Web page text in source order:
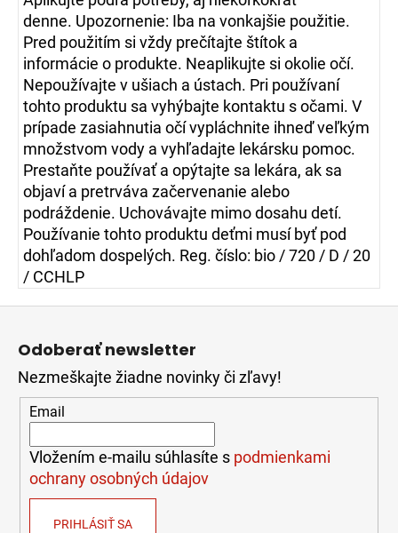
denne. Upozornenie: Iba na vonkajšie použitie.
Pred použitím si vždy prečítajte štítok a
informácie o produkte. Neaplikujte si okolie očí.
Nepoužívajte v ušiach a ústach. Pri používaní
tohto produktu sa vyhýbajte kontaktu s očami. V
prípade zasiahnutia očí vypláchnite ihneď veľkým
množstvom vody a vyhľadajte lekársku pomoc.
Prestaňte používať a opýtajte sa lekára, ak sa
objaví a pretrváva začervenanie alebo
podráždenie. Uchovávajte mimo dosahu detí.
Používanie tohto produktu deťmi musí byť pod
dohľadom dospelých. Reg. číslo: bio / 720 / D / 20
/ CCHLP
Z
Odoberať newsletter
Nezmeškajte žiadne novinky či zľavy!
Email
Vložením e-mailu súhlasíte s podmienkami
ochrany osobných údajov
PRIHLÁSIŤ SA